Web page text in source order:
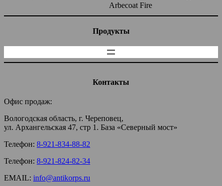
Arbecoat Fire
Продукты
Контакты
Офис продаж:
Вологодская область, г. Череповец,
ул. Архангельская 47, стр 1. База «Северный мост»
Телефон: 8-921-834-88-82
Телефон: 8-921-824-82-34
EMAIL: info@antikorps.ru